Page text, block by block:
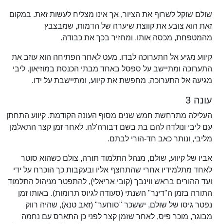
שולם שוקל לשרוף את הציור, אך אינו מצליח לעשות זאת. במקום
זאת הוא צובע את קווצת שיערה של הדמות, שמבצבץ
מהמטפחת, מכסה אותו, ומחזיר בכך את כבודה.
קיווע מגיע אל התערוכה לבדו. מעט לאחר הפתיחה הוא עוזב את
התערוכה ומתיישב על ספסל באחד מבתי הכנסת במוזיאון. ליבי
מגיעה אל התערוכה, מחפשת את קיווע, ומתיישבת על ידו.
עונה 3
העלילה מתרחשת חמש שנים מסוף העונה הקודמת. קיווע התחתן
עם ליבי ונולדה להם בת בשם דבורה'לה. לאחר זמן קצר התאלמן
מליבי, ונותר כאב חד-הורי לבתם.
אביו של קיווע, שולם, מנהל התלמוד תורה, צולם כשהוא סוטר
לאחד מתלמידיו אחרי שהתחצף אליו ובעקבות כך הוכרח על ידי
ועד ההורים בראש ווינבך (קובי אריאלי), להתפטר מניהול התלמוד
התורה בזמן ה"דינֶר" השנתי (סעודה לגיוס תרומות). באותו זמן
נפטר גיסו של שולם, יששכר "סוחער" (זאב טנא), שהיה רווק
מבוגר, מוכר פיס, לאחר שזמן קצר לפני כן התארס עם נחמה